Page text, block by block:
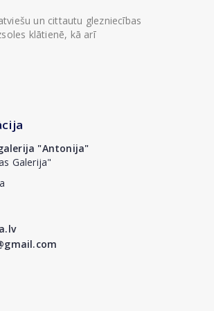
un cittautu glezniecības
klātienē, kā arī
"Antonija"
Galerija"